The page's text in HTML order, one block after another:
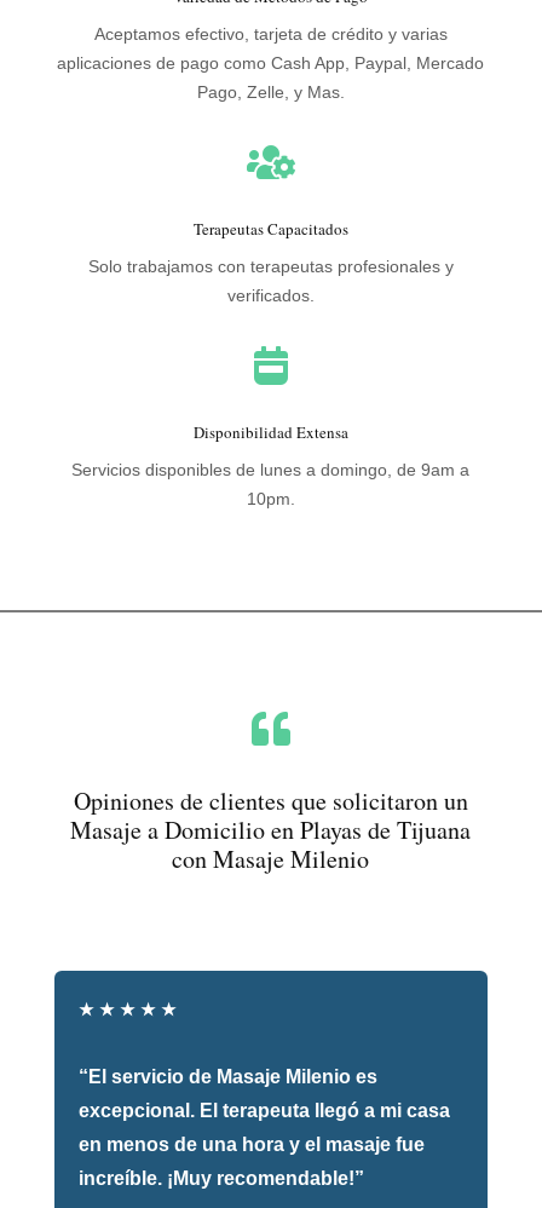
Aceptamos efectivo, tarjeta de crédito y varias
aplicaciones de pago como Cash App, Paypal, Mercado
Pago, Zelle, y Mas.

Terapeutas Capacitados
Solo trabajamos con terapeutas profesionales y
verificados.

Disponibilidad Extensa
Servicios disponibles de lunes a domingo, de 9am a
10pm.

Opiniones de clientes que solicitaron un
Masaje a Domicilio en Playas de Tijuana
con Masaje Milenio
★ ★ ★ ★ ★
“El servicio de Masaje Milenio es
excepcional. El terapeuta llegó a mi casa
en menos de una hora y el masaje fue
increíble. ¡Muy recomendable!”